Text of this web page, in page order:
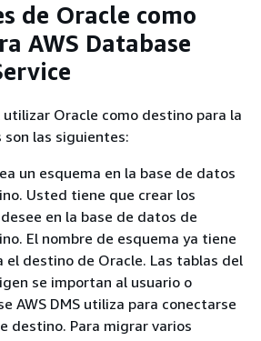
de Oracle como
AWS Database
Oracle como destino para la
las siguientes:
un esquema en la base de datos
Usted tiene que crear los
en la base de datos de
El nombre de esquema ya tiene
el destino de Oracle. Las tablas del
se importan al usuario o
AWS DMS utiliza para conectarse
destino. Para migrar varios